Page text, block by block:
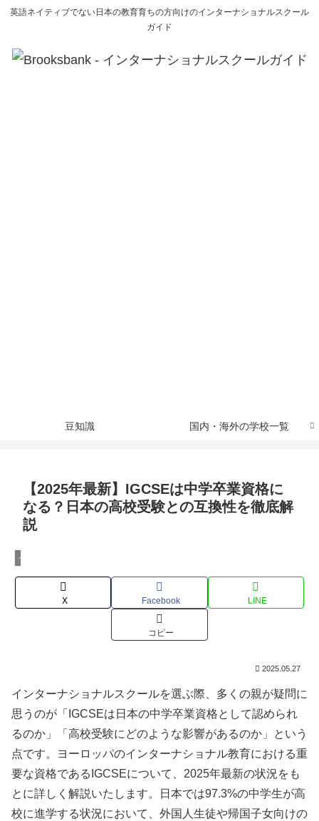
英語ネイティブでない日本の教育育ちの方向けのインターナショナルスクール
ガイド
豆知識 国内・海外の学校一覧
【2025年最新】IGCSEは中学卒業資格に
なる？日本の高校受験との互換性を徹底解
説
イギリス系教育の伝統
X Facebook LINE
コピー
2025.05.27
インターナショナルスクールを選ぶ際、多くの親が疑問に
思うのが「IGCSEは日本の中学卒業資格として認められ
るのか」「高校受験にどのような影響があるのか」という
点です。ヨーロッパのインターナショナル教育における重
要な資格であるIGCSEについて、2025年最新の状況をも
とに詳しく解説いたします。日本では97.3%の中学生が高
校に進学する状況において、外国人生徒や帰国子女向けの